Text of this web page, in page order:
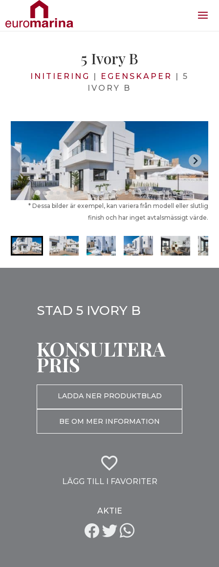
5 Ivory B
INITIERING | EGENSKAPER | 5
IVORY B
* Dessa bilder är exempel, kan variera från modell eller slutlig
finish och har inget avtalsmässigt värde.
STAD 5 IVORY B
KONSULTERA
PRIS
LADDA NER PRODUKTBLAD
BE OM MER INFORMATION
LÄGG TILL I FAVORITER
AKTIE